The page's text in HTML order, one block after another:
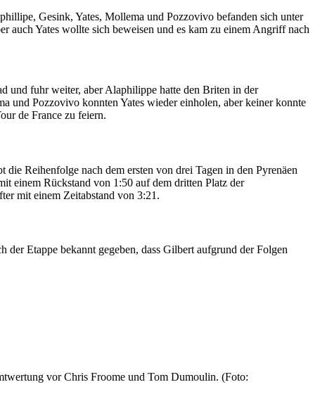
Gesink, Yates, Mollema und Pozzovivo befanden sich unter
auch Yates wollte sich beweisen und es kam zu einem Angriff nach
und fuhr weiter, aber Alaphilippe hatte den Briten in der
Pozzovivo konnten Yates wieder einholen, aber keiner konnte
de France zu feiern.
Reihenfolge nach dem ersten von drei Tagen in den Pyrenäen
einem Rückstand von 1:50 auf dem dritten Platz der
mit einem Zeitabstand von 3:21.
Etappe bekannt gegeben, dass Gilbert aufgrund der Folgen
vor Chris Froome und Tom Dumoulin. (Foto: